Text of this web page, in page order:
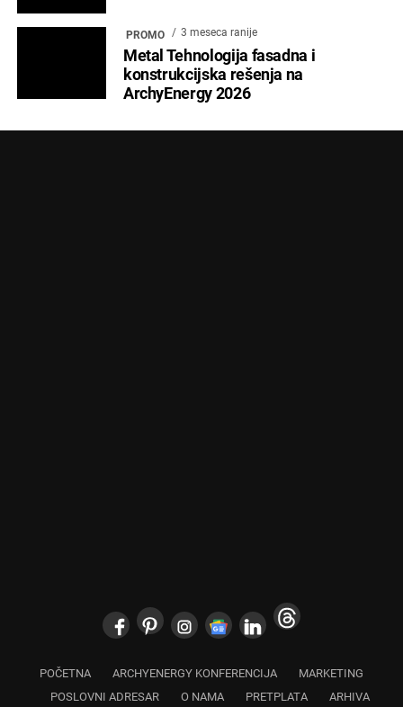
PROMO 3 meseca ranije
Metal Tehnologija fasadna i
konstrukcijska rešenja na
ArchyEnergy 2026
POSLOVNI ADRESAR
O NAMA PRETPLATA